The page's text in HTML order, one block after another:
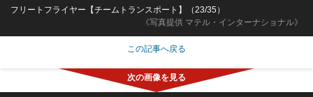
《写真提供 マテル・インターナショナル》
フリートフライヤー【チームトランスポート】（23/35）
この記事へ戻る